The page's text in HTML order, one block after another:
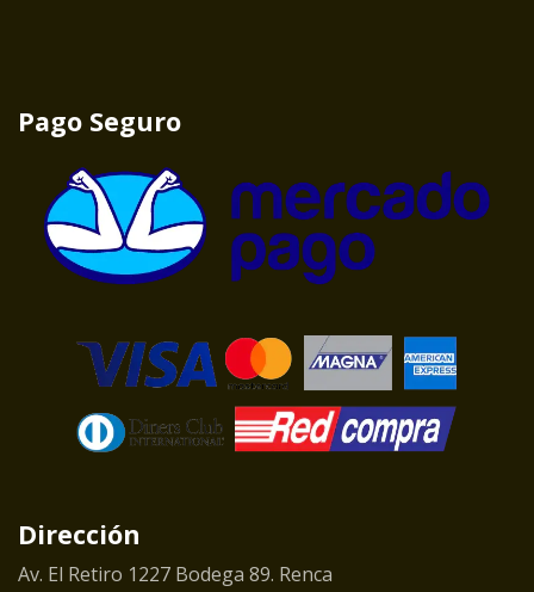
Pago Seguro
Dirección
Av. El Retiro 1227 Bodega 89. Renca